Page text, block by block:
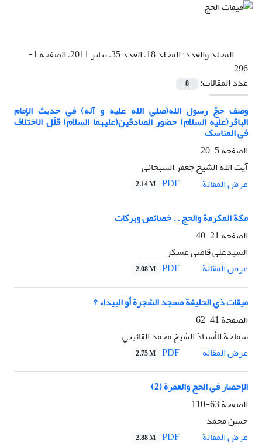
المجلد والعدد:
المجلد 18، العدد 35، يناير 2011، الصفحة 1-
296
عدد المقالات:
8
وصف حجّ رسول الله(صلي الله عليه و آله) في حديث الإمام
الباقر(عليه السلام) حضور الصادقين(عليهما السلام) قلّل الاختلاف
في المناسک
الصفحة5-20
آيت الله الشيخ جعفر السبحاني
عرض المقالة
2.14 M
مکة المکرمة والحج . . خصائص وبرکات
الصفحة21-40
السيدعلي قاضي عسکر
عرض المقالة
2.08 M
ميقات ذي الحليفة مسجد الشجرة أو البيداء ؟
الصفحة41-62
سماحة الأستاذ الشيخ محمد القائيني
عرض المقالة
2.75 M
الإحصار في الحج والعمرة (2)
الصفحة63-110
حسن محمد
عرض المقالة
2.88 M